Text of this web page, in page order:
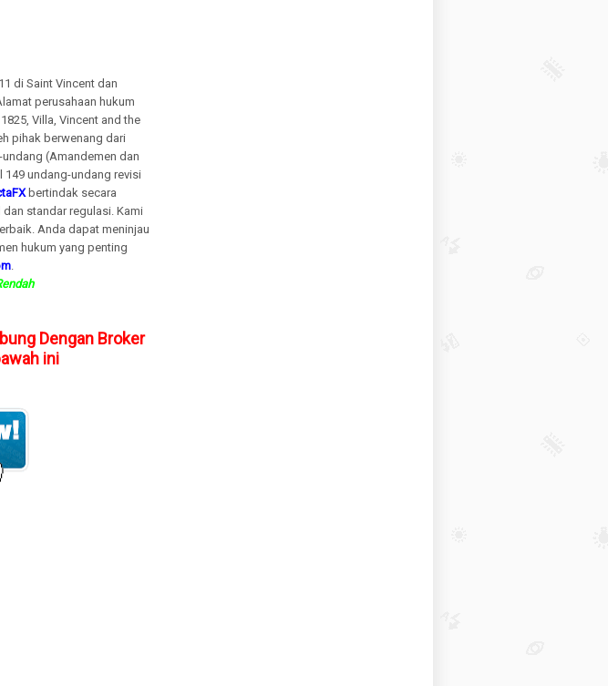
di Saint Vincent dan
perusahaan hukum
Villa, Vincent and the
pihak berwenang dari
(Amandemen dan
undang-undang revisi
bertindak secara
standar regulasi. Kami
Anda dapat meninjau
hukum yang penting
.
Dengan Broker
ini